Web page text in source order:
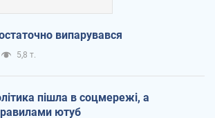
випарувався
5,8 т.
пішла в соцмережі, а
ютуб